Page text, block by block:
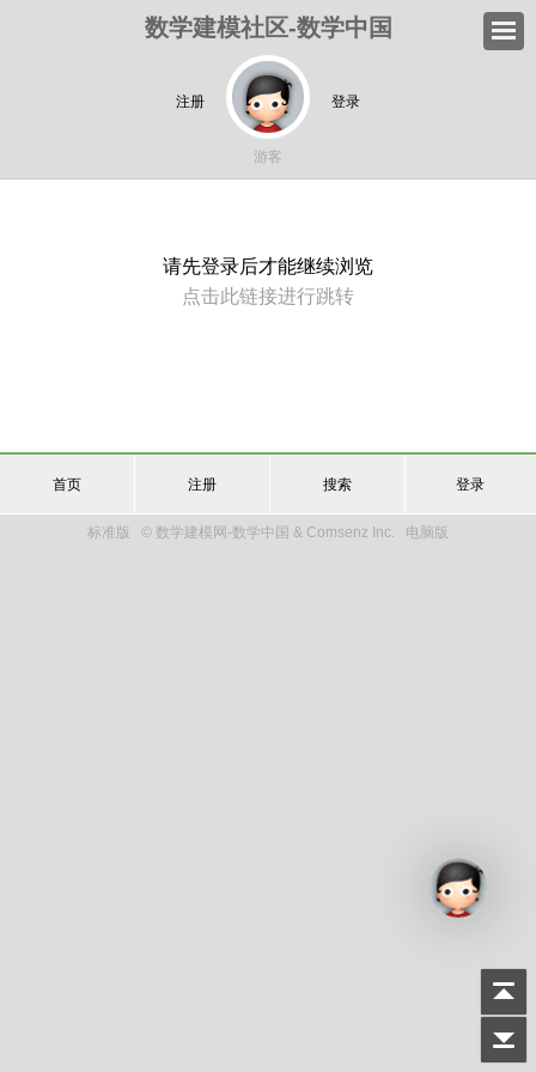
数学建模社区-数学中国
注册 登录
游客
请先登录后才能继续浏览
点击此链接进行跳转
首页 注册 搜索 登录
标准版 © 数学建模网-数学中国 & Comsenz Inc. 电脑版